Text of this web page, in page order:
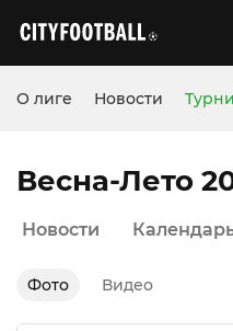
О лиге Новости
Весна-Лето
Новости
Фото Видео